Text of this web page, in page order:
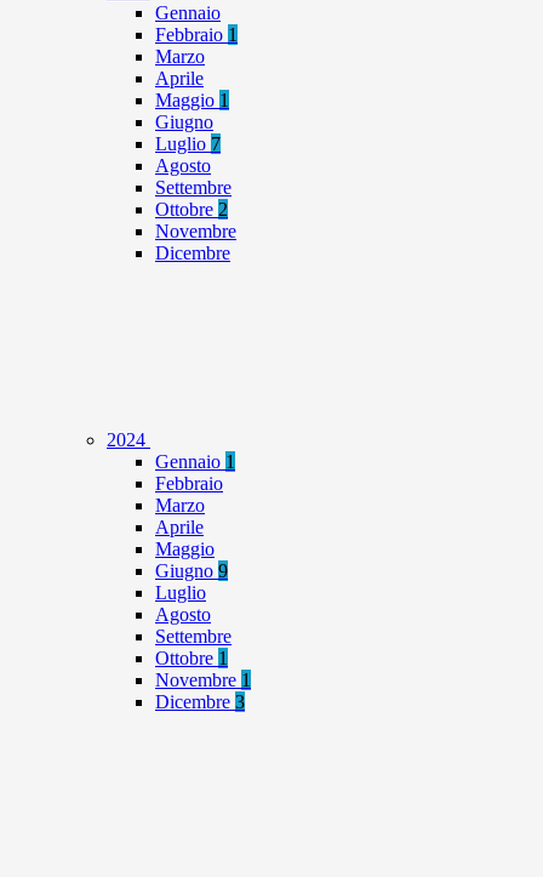
Gennaio
Febbraio 1
Marzo
Aprile
Maggio 1
Giugno
Luglio 7
Agosto
Settembre
Ottobre 2
Novembre
Dicembre
2024
Gennaio 1
Febbraio
Marzo
Aprile
Maggio
Giugno 9
Luglio
Agosto
Settembre
Ottobre 1
Novembre 1
Dicembre 3